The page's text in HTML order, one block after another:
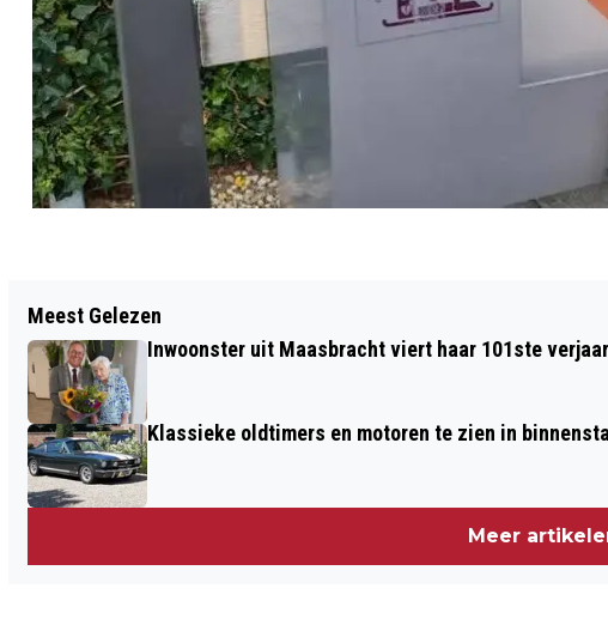
WERKEN AAN EEN MOOIE TOEKOMST
VOOR MAASGOUW
Meest Gelezen
Inwoonster uit Maasbracht viert haar 101ste
Klassieke oldtimers en motoren te zien in
Meer